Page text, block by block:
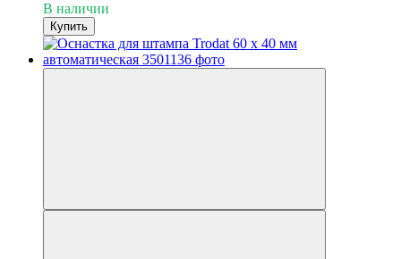
В наличии
Купить